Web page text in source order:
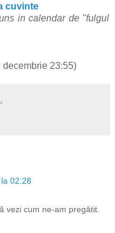
cuvinte
in calendar de "fulgul
decembrie 23:55)
02:28
vezi cum ne-am pregătit.